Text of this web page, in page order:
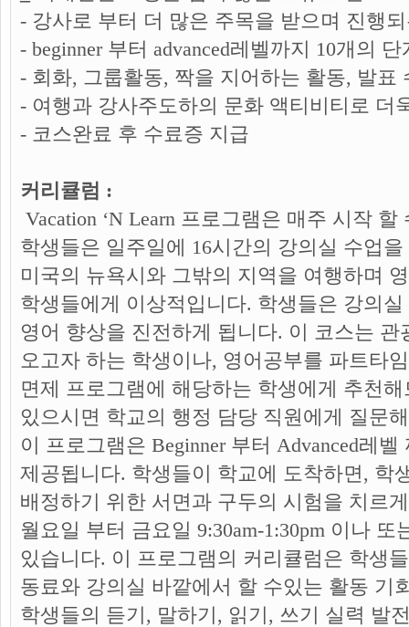
- 강사로 부터 더 많은 주목을 받으며 진행
- beginner 부터 advanced레벨까지 10개의 단
- 회화, 그룹활동, 짝을 지어하는 활동, 발표
- 여행과 강사주도하의 문화 액티비티로 더
- 코스완료 후 수료증 지급
커리큘럼 :
Vacation ‘N Learn 프로그램은 매주 시작
학생들은 일주일에 16시간의 강의실 수업
미국의 뉴욕시와 그밖의 지역을 여행하며
학생들에게 이상적입니다. 학생들은 강의
영어 향상을 진전하게 됩니다. 이 코스는
오고자 하는 학생이나, 영어공부를 파트타
면제 프로그램에 해당하는 학생에게 추천
있으시면 학교의 행정 담당 직원에게 질문
이 프로그램은 Beginner 부터 Advanced레
제공됩니다. 학생들이 학교에 도착하면, 학
배정하기 위한 서면과 구두의 시험을 치르
월요일 부터 금요일 9:30am-1:30pm 이나 또
있습니다. 이 프로그램의 커리큘럼은 학생
동료와 강의실 바깥에서 할 수있는 활동 기
학생들의 듣기, 말하기, 읽기, 쓰기 실력 발